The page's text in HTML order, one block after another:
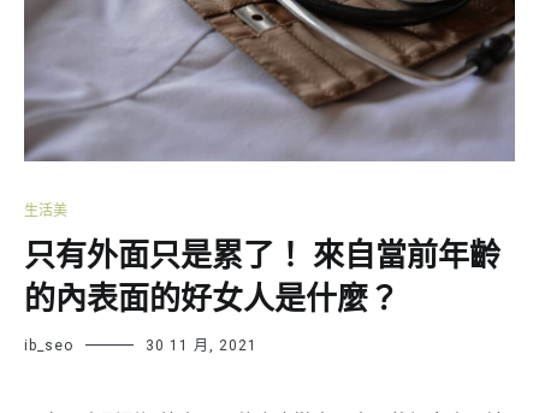
生活美
只有外面只是累了！ 來自當前年齡
的內表面的好女人是什麼？
ib_seo 30 11 月, 2021